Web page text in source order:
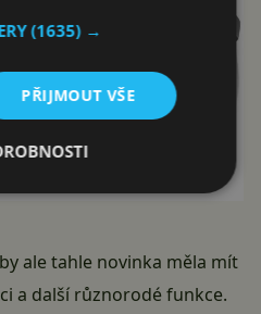
ale tahle novinka měla mít
a další různorodé funkce.
(1635) →
PŘIJMOUT VŠE